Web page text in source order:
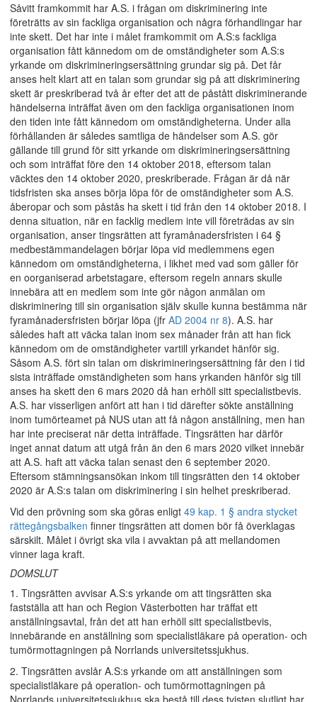
Såvitt framkommit har A.S. i frågan om diskriminering inte
företrätts av sin fackliga organisation och några förhandlingar har
inte skett. Det har inte i målet framkommit om A.S:s fackliga
organisation fått kännedom om de omständigheter som A.S:s
yrkande om diskrimineringsersättning grundar sig på. Det får
anses helt klart att en talan som grundar sig på att diskriminering
skett är preskriberad två år efter det att de påstått diskriminerande
händelserna inträffat även om den fackliga organisationen inom
den tiden inte fått kännedom om omständigheterna. Under alla
förhållanden är således samtliga de händelser som A.S. gör
gällande till grund för sitt yrkande om diskrimineringsersättning
och som inträffat före den 14 oktober 2018, eftersom talan
väcktes den 14 oktober 2020, preskriberade. Frågan är då när
tidsfristen ska anses börja löpa för de omständigheter som A.S.
åberopar och som påstås ha skett i tid från den 14 oktober 2018. I
denna situation, när en facklig medlem inte vill företrädas av sin
organisation, anser tingsrätten att fyramånadersfristen i 64 §
medbestämmandelagen börjar löpa vid medlemmens egen
kännedom om omständigheterna, i likhet med vad som gäller för
en oorganiserad arbetstagare, eftersom regeln annars skulle
innebära att en medlem som inte gör någon anmälan om
diskriminering till sin organisation själv skulle kunna bestämma när
fyramånadersfristen börjar löpa (jfr AD 2004 nr 8). A.S. har
således haft att väcka talan inom sex månader från att han fick
kännedom om de omständigheter vartill yrkandet hänför sig.
Såsom A.S. fört sin talan om diskrimineringsersättning får den i tid
sista inträffade omständigheten som hans yrkanden hänför sig till
anses ha skett den 6 mars 2020 då han erhöll sitt specialistbevis.
A.S. har visserligen anfört att han i tid därefter sökte anställning
inom tumörteamet på NUS utan att få någon anställning, men han
har inte preciserat när detta inträffade. Tingsrätten har därför
inget annat datum att utgå från än den 6 mars 2020 vilket innebär
att A.S. haft att väcka talan senast den 6 september 2020.
Eftersom stämningsansökan inkom till tingsrätten den 14 oktober
2020 är A.S:s talan om diskriminering i sin helhet preskriberad.
Vid den prövning som ska göras enligt 49 kap. 1 § andra stycket
rättegångsbalken finner tingsrätten att domen bör få överklagas
särskilt. Målet i övrigt ska vila i avvaktan på att mellandomen
vinner laga kraft.
DOMSLUT
1. Tingsrätten avvisar A.S:s yrkande om att tingsrätten ska
fastställa att han och Region Västerbotten har träffat ett
anställningsavtal, från det att han erhöll sitt specialistbevis,
innebärande en anställning som specialistläkare på operation- och
tumörmottagningen på Norrlands universitetssjukhus.
2. Tingsrätten avslår A.S:s yrkande om att anställningen som
specialistläkare på operation- och tumörmottagningen på
Norrlands universitetssjukhus ska bestå till dess tvisten slutligt har